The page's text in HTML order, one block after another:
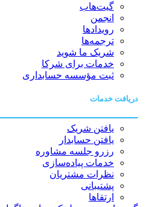
گیت‌هاب
انجمن
رویدادها
ترجمه‌ها
شریک ما شوید
خدمات برای شرکا
ثبت مؤسسه حسابداری
دریافت خدمات
یافتن شریک
یافتن حسابدار
رزرو جلسه مشاوره
خدمات پیاده‌سازی
نظرات مشتریان
پشتیبانی
ارتقاها